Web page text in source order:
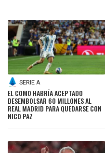
SERIE A
EL COMO HABRÍA ACEPTADO
DESEMBOLSAR 60 MILLONES AL
REAL MADRID PARA QUEDARSE CON
NICO PAZ